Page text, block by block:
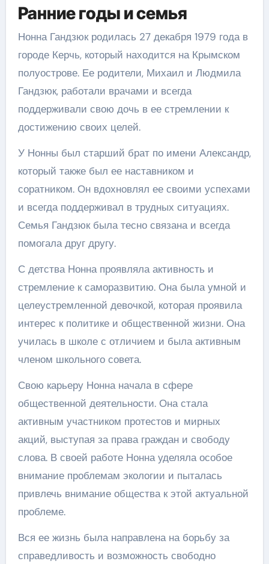
Ранние годы и семья
Нонна Гандзюк родилась 27 декабря 1979 года в
городе Керчь, который находится на Крымском
полуострове. Ее родители, Михаил и Людмила
Гандзюк, работали врачами и всегда
поддерживали свою дочь в ее стремлении к
достижению своих целей.
У Нонны был старший брат по имени Александр,
который также был ее наставником и
соратником. Он вдохновлял ее своими успехами
и всегда поддерживал в трудных ситуациях.
Семья Гандзюк была тесно связана и всегда
помогала друг другу.
С детства Нонна проявляла активность и
стремление к саморазвитию. Она была умной и
целеустремленной девочкой, которая проявила
интерес к политике и общественной жизни. Она
училась в школе с отличием и была активным
членом школьного совета.
Свою карьеру Нонна начала в сфере
общественной деятельности. Она стала
активным участником протестов и мирных
акций, выступая за права граждан и свободу
слова. В своей работе Нонна уделяла особое
внимание проблемам экологии и пыталась
привлечь внимание общества к этой актуальной
проблеме.
Вся ее жизнь была направлена на борьбу за
справедливость и возможность свободно